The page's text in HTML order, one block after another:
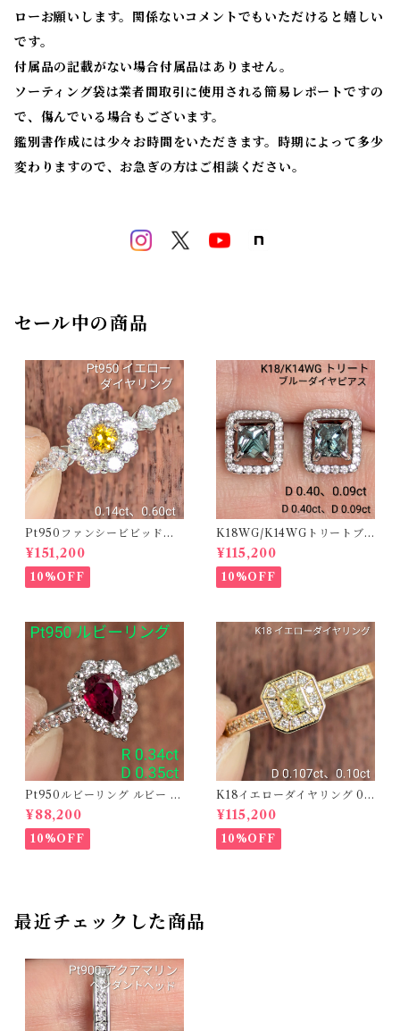
ローお願いします。関係ないコメントでもいただけると嬉しい
です。
付属品の記載がない場合付属品はありません。
ソーティング袋は業者間取引に使用される簡易レポートですの
で、傷んでいる場合もございます。
鑑別書作成には少々お時間をいただきます。時期によって多少
変わりますので、お急ぎの方はご相談ください。
セール中の商品
Pt950ファンシービビッドオ
レンジィイエローダイヤリン
グ D 0.144ct D 0.60ct【PR
O208782】
¥151,200
10%OFF
K18WG/K14WGトリートブ
ルーダイヤピアス 【PRO20
8939】
¥115,200
10%OFF
Pt950ルビーリング ルビー 0.
34ct ダイヤモンド 0.35ct【P
RO206885】
¥88,200
10%OFF
K18イエローダイヤリング 0.1
07ct D 0.10ct【PRO20878
1】
¥115,200
10%OFF
最近チェックした商品